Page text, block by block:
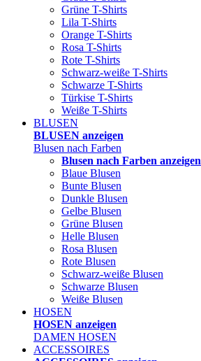
Grüne T-Shirts
Lila T-Shirts
Orange T-Shirts
Rosa T-Shirts
Rote T-Shirts
Schwarz-weiße T-Shirts
Schwarze T-Shirts
Türkise T-Shirts
Weiße T-Shirts
BLUSEN
BLUSEN anzeigen
Blusen nach Farben
Blusen nach Farben anzeigen
Blaue Blusen
Bunte Blusen
Dunkle Blusen
Gelbe Blusen
Grüne Blusen
Helle Blusen
Rosa Blusen
Rote Blusen
Schwarz-weiße Blusen
Schwarze Blusen
Weiße Blusen
HOSEN
HOSEN anzeigen
DAMEN HOSEN
ACCESSOIRES